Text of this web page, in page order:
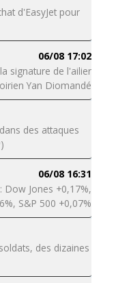
d'EasyJet pour
06/08 17:02
signature de l'ailier
Yan Diomandé
des attaques
06/08 16:31
Jones +0,17%,
S&P 500 +0,07%
des dizaines